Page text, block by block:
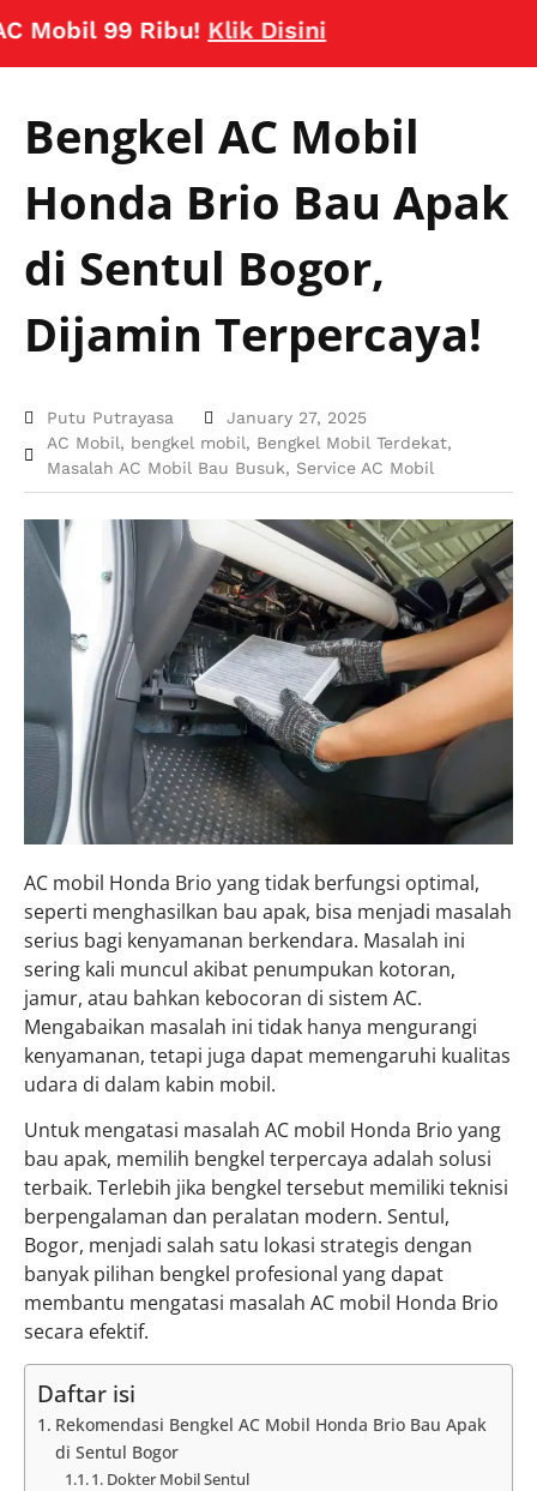
99 Ribu!Klik Disini
Bengkel AC Mobil
Honda Brio Bau Apak
di Sentul Bogor,
Dijamin Terpercaya!
Putu Putrayasa
January 27, 2025
AC Mobil, bengkel mobil, Bengkel Mobil Terdekat,
Masalah AC Mobil Bau Busuk, Service AC Mobil
AC mobil Honda Brio yang tidak berfungsi optimal,
seperti menghasilkan bau apak, bisa menjadi masalah
serius bagi kenyamanan berkendara. Masalah ini
sering kali muncul akibat penumpukan kotoran,
jamur, atau bahkan kebocoran di sistem AC.
Mengabaikan masalah ini tidak hanya mengurangi
kenyamanan, tetapi juga dapat memengaruhi kualitas
udara di dalam kabin mobil.
Untuk mengatasi masalah AC mobil Honda Brio yang
bau apak, memilih bengkel terpercaya adalah solusi
terbaik. Terlebih jika bengkel tersebut memiliki teknisi
berpengalaman dan peralatan modern. Sentul,
Bogor, menjadi salah satu lokasi strategis dengan
banyak pilihan bengkel profesional yang dapat
membantu mengatasi masalah AC mobil Honda Brio
secara efektif.
Daftar isi
Rekomendasi Bengkel AC Mobil Honda Brio Bau Apak
di Sentul Bogor
1. Dokter Mobil Sentul